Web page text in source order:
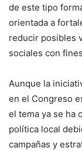
de este tipo
orientada a
reducir posibles
sociales con
Aunque la
en el Congreso
el tema ya se ha
política local
campañas y